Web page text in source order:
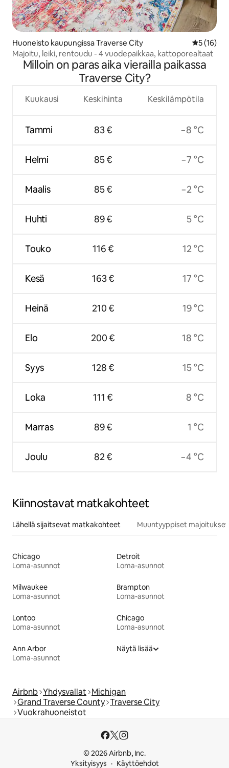
Huoneisto kaupungissa Traverse City
5 (16)
Majoitu, leiki, rentoudu - 4 vuodepaikkaa, kattoporealtaat
Milloin on paras aika vierailla paikassa
Traverse City?
Kuukausi
Tammi
Helmi
Maalis
Huhti
Touko
Kesä
Heinä
Elo
Syys
Loka
Marras
Joulu
Keskihinta
83 €
85 €
85 €
89 €
116 €
163 €
210 €
200 €
128 €
111 €
89 €
82 €
Keskilämpötila
−8 °C
−7 °C
−2 °C
5 °C
12 °C
17 °C
19 °C
18 °C
15 °C
8 °C
1 °C
−4 °C
Kiinnostavat matkakohteet
Lähellä sijaitsevat matkakohteet Muuntyyppiset majoitukset
Chicago
Loma-asunnot
Detroit
Loma-asunnot
Milwaukee
Loma-asunnot
Brampton
Loma-asunnot
Lontoo
Loma-asunnot
Chicago
Loma-asunnot
Ann Arbor
Loma-asunnot
Näytä lisää
Airbnb Yhdysvallat Michigan
Grand Traverse County Traverse City
Vuokrahuoneistot
© 2026 Airbnb, Inc.
Yksityisyys
Käyttöehdot